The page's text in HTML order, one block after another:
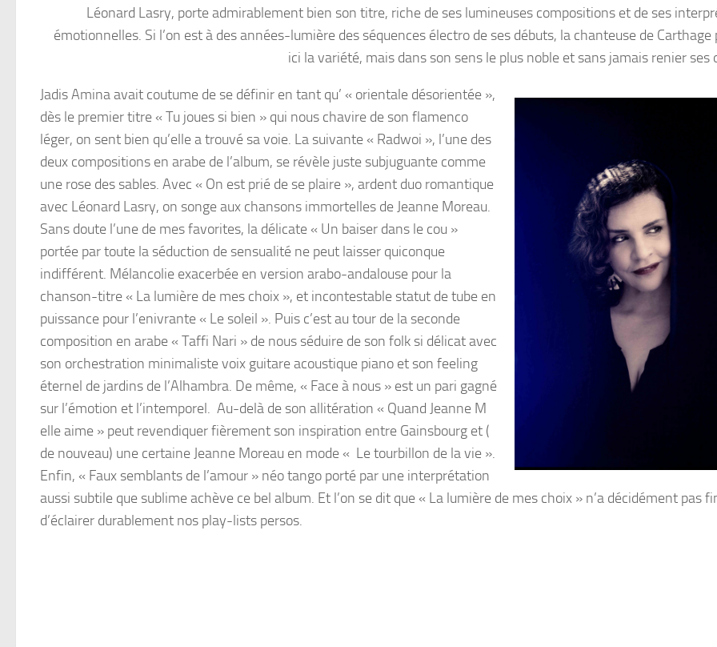
Léonard Lasry, porte admirablement bien son titre, riche de ses lumineuses compositions et de ses
émotionnelles. Si l’on est à des années-lumière des séquences électro de ses débuts, la chanteuse de Carthage
ici la variété, mais dans son sens le plus noble et sans jamais renier ses
Jadis Amina avait coutume de se définir en tant qu’ « orientale désorientée »,
dès le premier titre « Tu joues si bien » qui nous chavire de son flamenco
léger, on sent bien qu’elle a trouvé sa voie. La suivante « Radwoi », l’une des
deux compositions en arabe de l’album, se révèle juste subjuguante comme
une rose des sables. Avec « On est prié de se plaire », ardent duo romantique
avec Léonard Lasry, on songe aux chansons immortelles de Jeanne Moreau.
Sans doute l’une de mes favorites, la délicate « Un baiser dans le cou »
portée par toute la séduction de sensualité ne peut laisser quiconque
indifférent. Mélancolie exacerbée en version arabo-andalouse pour la
chanson-titre « La lumière de mes choix », et incontestable statut de tube en
puissance pour l’enivrante « Le soleil ». Puis c’est au tour de la seconde
composition en arabe « Taffi Nari » de nous séduire de son folk si délicat avec
son orchestration minimaliste voix guitare acoustique piano et son feeling
éternel de jardins de l’Alhambra. De même, « Face à nous » est un pari gagné
sur l’émotion et l’intemporel. Au-delà de son allitération « Quand Jeanne M
elle aime » peut revendiquer fièrement son inspiration entre Gainsbourg et (
de nouveau) une certaine Jeanne Moreau en mode « Le tourbillon de la vie ».
Enfin, « Faux semblants de l’amour » néo tango porté par une interprétation
aussi subtile que sublime achève ce bel album. Et l’on se dit que « La lumière de mes choix » n’a décidément pas
d’éclairer durablement nos play-lists persos.